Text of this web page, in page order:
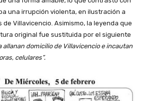
una irrupción violenta, en ilustración a
Villavicencio. Asimismo, la leyenda que
original fue sustituida por el siguiente
allanan domicilio de Villavicencio e incautan
celulares”.